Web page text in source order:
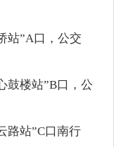
站”A口，公交
鼓楼站”B口，公
路站”C口南行